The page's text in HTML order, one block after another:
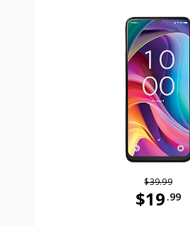
$39.99
$19 .99